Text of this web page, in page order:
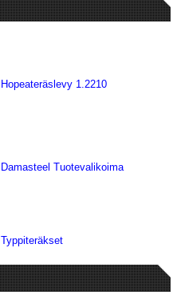
Hopeateräslevy 1.2210
Damasteel Tuotevalikoima
Typpiteräkset